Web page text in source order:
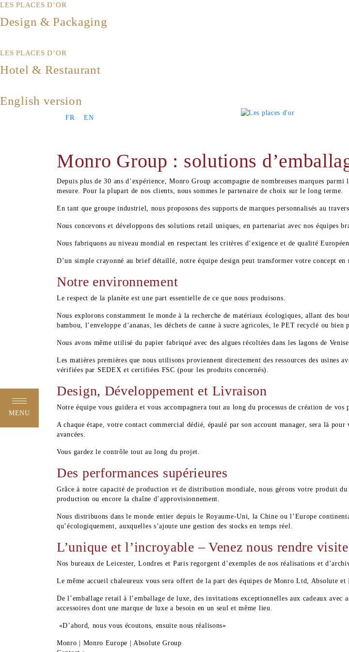
MENU
LES PLACES D’OR
Design & Packaging
LES PLACES D’OR
Hotel & Restaurant
English version
FR EN
Monro Group : solutions
Depuis plus de 30 ans d’expérience, Monro Group accompagne de nombreuses marques
mesure. Pour la plupart de nos clients, nous sommes le partenaire de choix sur le long terme.
En tant que groupe industriel, nous proposons des supports de marques personnalisés au
Nous concevons et développons des solutions retail uniques, en partenariat avec nos équipes
Nous fabriquons au niveau mondial en respectant les critères d’exigence et de qualité
D’un simple crayonné au brief détaillé, notre équipe design peut transformer votre concept en
Notre environnement
Le respect de la planète est une part essentielle de ce que nous produisons.
Nous explorons constamment le monde à la recherche de matériaux écologiques, allant des
bambou, l’enveloppe d’ananas, les déchets de canne à sucre agricoles, le PET recyclé ou bien
Nous avons même utilisé du papier fabriqué avec des algues récoltées dans les lagons de
Les matières premières que nous utilisons proviennent directement des ressources des usines
vérifiées par SEDEX et certifiées FSC (pour les produits concernés).
Design, Développement et Livraison
Notre équipe vous guidera et vous accompagnera tout au long du processus de création de
A chaque étape, votre contact commercial dédié, épaulé par son account manager, sera là
avancées.
Vous gardez le contrôle tout au long du projet.
Des performances supérieures
Grâce à notre capacité de production et de distribution mondiale, nous gérons votre produit
production ou encore la chaîne d’approvisionnement.
Nous distribuons dans le monde entier depuis le Royaume-Uni, la Chine ou l’Europe
qu’écologiquement, auxquelles s’ajoute une gestion des stocks en temps réel.
L’unique et l’incroyable – Venez nous rendre
Nos bureaux de Leicester, Londres et Paris regorgent d’exemples de nos réalisations et
Le même accueil chaleureux vous sera offert de la part des équipes de Monro Ltd, Absolute
De l’emballage retail à l’emballage de luxe, des invitations exceptionnelles aux cadeaux
accessoires dont une marque de luxe a besoin en un seul et même lieu.
«D’abord, nous vous écoutons, ensuite nous réalisons»
Monro | Monro Europe | Absolute Group